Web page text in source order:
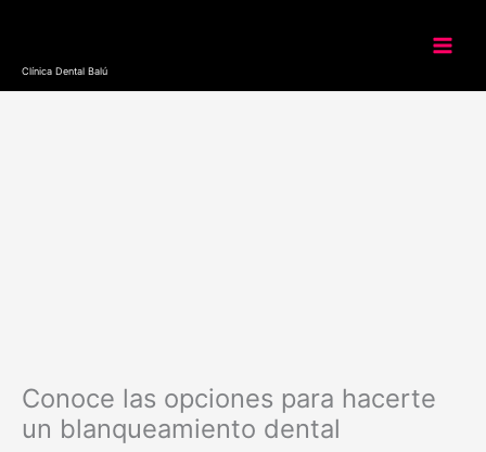
Clínica Dental Balú
Conoce las opciones para hacerte
un blanqueamiento dental